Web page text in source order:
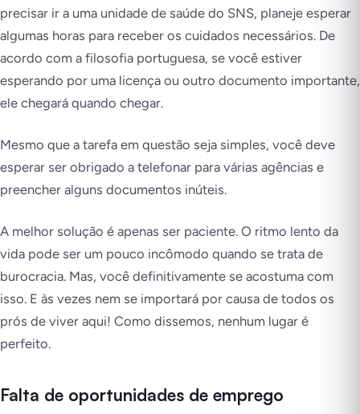
precisar ir a uma unidade de saúde do SNS, planeje esperar
algumas horas para receber os cuidados necessários. De
acordo com a filosofia portuguesa, se você estiver
esperando por uma licença ou outro documento importante,
ele chegará quando chegar.
Mesmo que a tarefa em questão seja simples, você deve
esperar ser obrigado a telefonar para várias agências e
preencher alguns documentos inúteis.
A melhor solução é apenas ser paciente. O ritmo lento da
vida pode ser um pouco incômodo quando se trata de
burocracia. Mas, você definitivamente se acostuma com
isso. E às vezes nem se importará por causa de todos os
prós de viver aqui! Como dissemos, nenhum lugar é
perfeito.
Falta de oportunidades de emprego